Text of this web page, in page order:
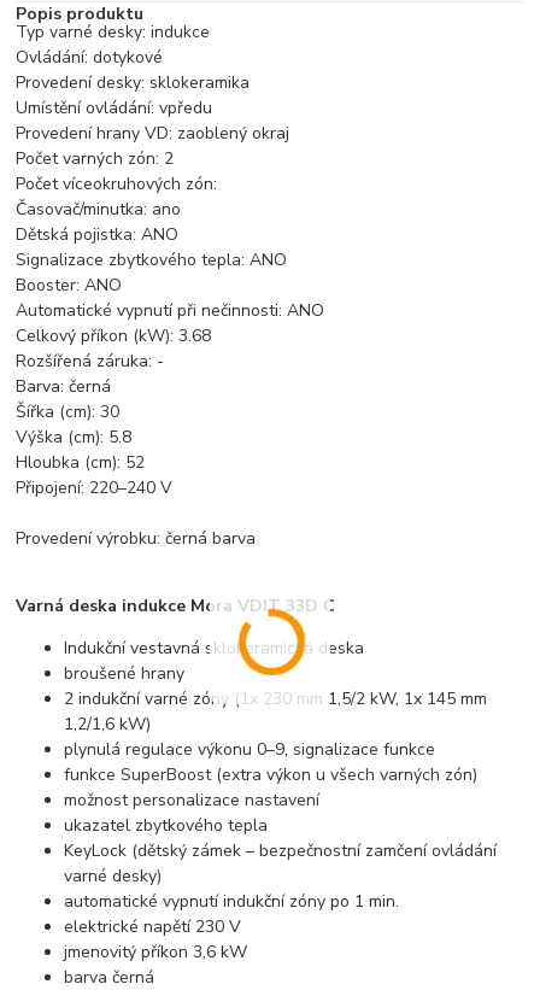
Popis produktu
Typ varné desky: indukce
Ovládání: dotykové
Provedení desky: sklokeramika
Umístění ovládání: vpředu
Provedení hrany VD: zaoblený okraj
Počet varných zón: 2
Počet víceokruhových zón:
Časovač/minutka: ano
Dětská pojistka: ANO
Signalizace zbytkového tepla: ANO
Booster: ANO
Automatické vypnutí při nečinnosti: ANO
Celkový příkon (kW): 3.68
Rozšířená záruka: -
Barva: černá
Šířka (cm): 30
Výška (cm): 5.8
Hloubka (cm): 52
Připojení: 220–240 V
Provedení výrobku: černá barva
Varná deska indukce Mora VDIT 33D C
Indukční vestavná sklokeramická deska
broušené hrany
2 indukční varné zóny (1x 230 mm 1,5/2 kW, 1x 145 mm
1,2/1,6 kW)
plynulá regulace výkonu 0–9, signalizace funkce
funkce SuperBoost (extra výkon u všech varných zón)
možnost personalizace nastavení
ukazatel zbytkového tepla
KeyLock (dětský zámek – bezpečnostní zamčení ovládání
varné desky)
automatické vypnutí indukční zóny po 1 min.
elektrické napětí 230 V
jmenovitý příkon 3,6 kW
barva černá